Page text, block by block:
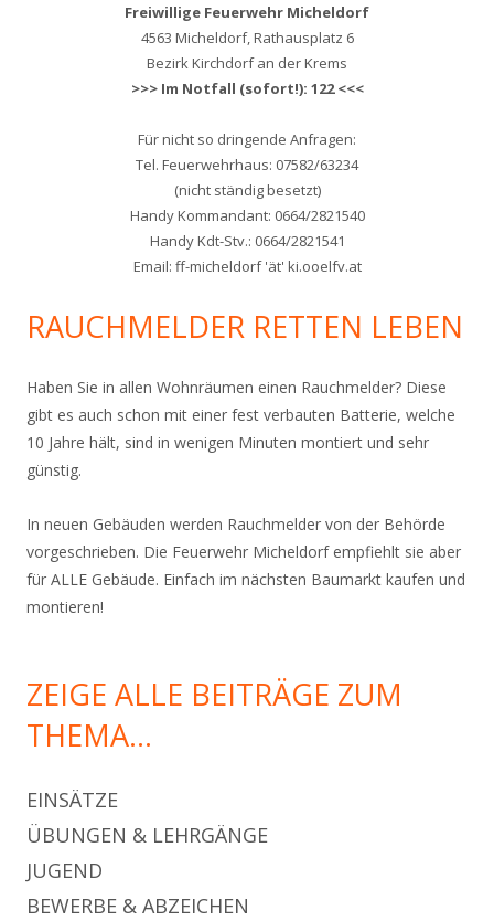
Freiwillige Feuerwehr Micheldorf
4563 Micheldorf, Rathausplatz 6
Bezirk Kirchdorf an der Krems
>>> Im Notfall (sofort!): 122 <<<
Für nicht so dringende Anfragen:
Tel. Feuerwehrhaus: 07582/63234
(nicht ständig besetzt)
Handy Kommandant: 0664/2821540
Handy Kdt-Stv.: 0664/2821541
Email: ff-micheldorf 'ät' ki.ooelfv.at
RAUCHMELDER RETTEN LEBEN
Haben Sie in allen Wohnräumen einen Rauchmelder? Diese
gibt es auch schon mit einer fest verbauten Batterie, welche
10 Jahre hält, sind in wenigen Minuten montiert und sehr
günstig.
In neuen Gebäuden werden Rauchmelder von der Behörde
vorgeschrieben. Die Feuerwehr Micheldorf empfiehlt sie aber
für ALLE Gebäude. Einfach im nächsten Baumarkt kaufen und
montieren!
ZEIGE ALLE BEITRÄGE ZUM
THEMA…
EINSÄTZE
ÜBUNGEN & LEHRGÄNGE
JUGEND
BEWERBE & ABZEICHEN